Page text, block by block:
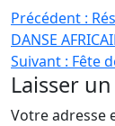
de
l’article
Précédent :
DANSE
Suivant : Fête
Laisser
Votre adresse